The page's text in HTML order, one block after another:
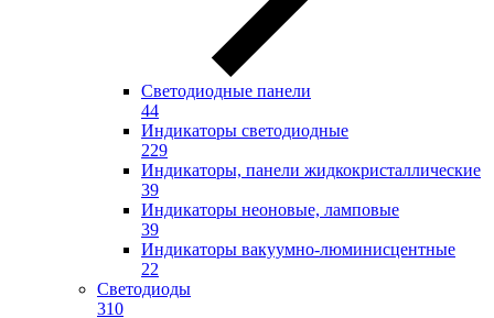
Светодиодные панели
44
Индикаторы светодиодные
229
Индикаторы, панели жидкокристаллические
39
Индикаторы неоновые, ламповые
39
Индикаторы вакуумно-люминисцентные
22
Светодиоды
310